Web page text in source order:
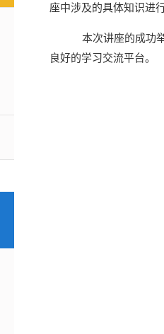
座中涉及的具体知识进
本次讲座的成功
良好的学习交流平台。